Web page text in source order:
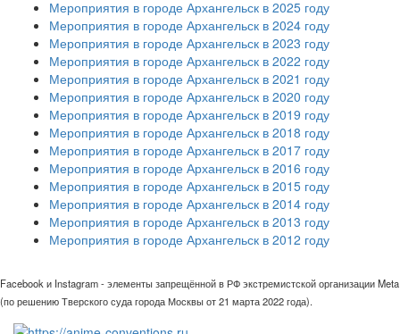
Мероприятия в городе Архангельск в 2025 году
Мероприятия в городе Архангельск в 2024 году
Мероприятия в городе Архангельск в 2023 году
Мероприятия в городе Архангельск в 2022 году
Мероприятия в городе Архангельск в 2021 году
Мероприятия в городе Архангельск в 2020 году
Мероприятия в городе Архангельск в 2019 году
Мероприятия в городе Архангельск в 2018 году
Мероприятия в городе Архангельск в 2017 году
Мероприятия в городе Архангельск в 2016 году
Мероприятия в городе Архангельск в 2015 году
Мероприятия в городе Архангельск в 2014 году
Мероприятия в городе Архангельск в 2013 году
Мероприятия в городе Архангельск в 2012 году
Facebook и Instagram - элементы запрещённой в РФ экстремистской организации Meta
(по решению Тверского суда города Москвы от 21 марта 2022 года).